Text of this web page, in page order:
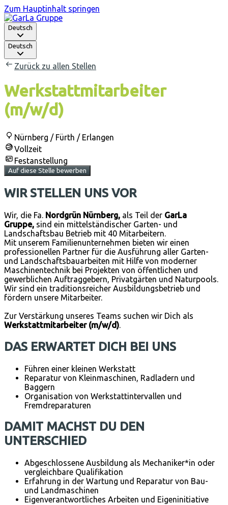
Zum Hauptinhalt springen
Deutsch
Deutsch
Zurück zu allen Stellen
Werkstattmitarbeiter
(m/w/d)
Nürnberg / Fürth / Erlangen
Vollzeit
Festanstellung
Auf diese Stelle bewerben
WIR STELLEN UNS VOR
Wir, die Fa. Nordgrün Nürnberg, als Teil der GarLa
Gruppe, sind ein mittelständischer Garten- und
Landschaftsbau Betrieb mit 40 Mitarbeitern.
Mit unserem Familienunternehmen bieten wir einen
professionellen Partner für die Ausführung aller Garten-
und Landschaftsbauarbeiten mit Hilfe von moderner
Maschinentechnik bei Projekten von öffentlichen und
gewerblichen Auftraggebern, Privatgärten und Naturpools.
Wir sind ein traditionsreicher Ausbildungsbetrieb und
fördern unsere Mitarbeiter.
Zur Verstärkung unseres Teams suchen wir Dich als
Werkstattmitarbeiter(m/w/d).
DAS ERWARTET DICH BEI UNS
Führen einer kleinen Werkstatt
Reparatur von Kleinmaschinen, Radladern und
Baggern
Organisation von Werkstattintervallen und
Fremdreparaturen
DAMIT MACHST DU DEN
UNTERSCHIED
Abgeschlossene Ausbildung als Mechaniker*in oder
vergleichbare Qualifikation
Erfahrung in der Wartung und Reparatur von Bau-
und Landmaschinen
Eigenverantwortliches Arbeiten und Eigeninitiative